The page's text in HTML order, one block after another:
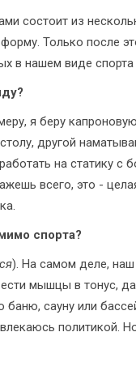
состоит из
Только после
в нашем виде
я беру
другой
на статику
всего, это -
спорта?
). На самом деле, наш
мышцы в тонус,
сауну или
политикой.